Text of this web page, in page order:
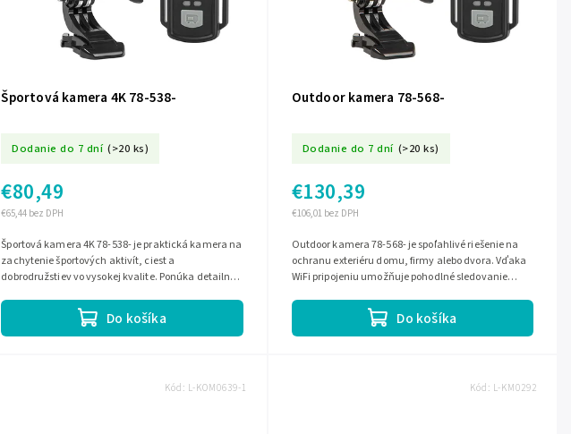
Športová kamera 4K 78-538-
Dodanie do 7 dní (>20 ks)
€65,44 bez DPH
€80,49
Do košíka
Športová kamera 4K 78-538- je praktická kamera na
zachytenie športových aktivít, ciest a
dobrodružstiev vo vysokej kvalite. Ponúka detailný
Outdoor kamera 78-568-
Dodanie do 7 dní (>20 ks)
€106,01 bez DPH
€130,39
Do košíka
Outdoor kamera 78-568- je spoľahlivé riešenie na
ochranu exteriéru domu, firmy alebo dvora. Vďaka
WiFi pripojeniu umožňuje pohodlné sledovanie
Kód: L-KOM0639-1 Kód: L-KM0292